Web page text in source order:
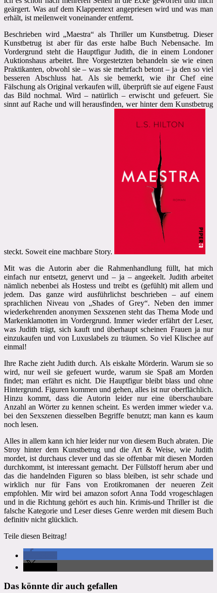
geärgert. Was auf dem Klappentext angepriesen wird und was man
erhält, ist meilenweit voneinander entfernt.
Beschrieben wird „Maestra“ als Thriller um Kunstbetrug. Dieser
Kunstbetrug ist aber für das erste halbe Buch Nebensache. Im
Vordergrund steht die Hauptfigur Judith, die in einem Londoner
Auktionshaus arbeitet. Ihre Vorgestetzten behandeln sie wie einen
Praktikanten, obwohl sie – was sie mehrfach betont – ja den so viel
besseren Abschluss hat. Als sie bemerkt, wie ihr Chef eine
Fälschung als Original verkaufen will, überprüft sie auf eigene Faust
das Bild nochmal. Wird – natürlich – erwischt und gefeuert. Sie
sinnt auf Rache und will herausfinden, wer hinter dem Kunstbetrug
steckt. Soweit eine machbare Story.
Mit was die Autorin aber die Rahmenhandlung füllt, hat mich
einfach nur entsetzt, genervt und – ja – angeekelt. Judith arbeitet
nämlich nebenbei als Hostess und treibt es (gefühlt) mit allem und
jedem. Das ganze wird ausführlichst beschrieben – auf einem
sprachlichen Niveau von „Shades of Grey“. Neben den immer
wiederkehrenden anonymen Sexszenen steht das Thema Mode und
Markenklamotten im Vordergrund. Immer wieder erfährt der Leser,
was Judith trägt, sich kauft und überhaupt scheinen Frauen ja nur
einzukaufen und von Luxuslabels zu träumen. So viel Klischee auf
einmal!
Ihre Rache zieht Judith durch. Als eiskalte Mörderin. Warum sie so
wird, nur weil sie gefeuert wurde, warum sie Spaß am Morden
findet; man erfährt es nicht. Die Hauptfigur bleibt blass und ohne
Hintergrund. Figuren kommen und gehen, alles ist nur oberflächlich.
Hinzu kommt, dass die Autorin leider nur eine überschaubare
Anzahl an Wörter zu kennen scheint. Es werden immer wieder v.a.
bei den Sexszenen diesselben Begriffe benutzt; man kann es kaum
noch lesen.
Alles in allem kann ich hier leider nur von diesem Buch abraten. Die
Stroy hinter dem Kunstbetrug und die Art & Weise, wie Judith
mordet, ist durchaus clever und das sie offenbar mit diesen Morden
durchkommt, ist interessant gemacht. Der Füllstoff herum aber und
das die handelnden Figuren so blass bleiben, ist sehr schade und
wirklich nur für Fans von Erotikromanen der neueren Zeit
empfohlen. Mir wird bei amazon sofort Anna Todd vrogeschlagen
und in die Richtung gehört es auch hin. Krimis-und Thriller ist die
falsche Kategorie und Leser dieses Genre werden mit diesem Buch
definitiv nicht glücklich.
Teile diesen Beitrag!
Das könnte dir auch gefallen